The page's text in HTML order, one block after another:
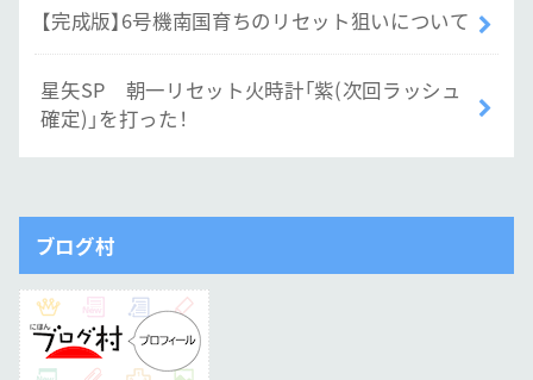
【完成版】6号機南国育ちのリセット狙いについて
星矢SP 朝一リセット火時計「紫(次回ラッシュ
確定)」を打った！
ブログ村